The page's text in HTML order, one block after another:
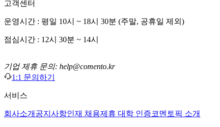
고객센터
운영시간 : 평일 10시 ~ 18시 30분 (주말, 공휴일 제외)
점심시간 : 12시 30분 ~ 14시
기업 제휴 문의: help@comento.kr
1:1 문의하기
서비스
회사소개 공지사항인재 채용제휴 대학 인증코멘토픽 소개